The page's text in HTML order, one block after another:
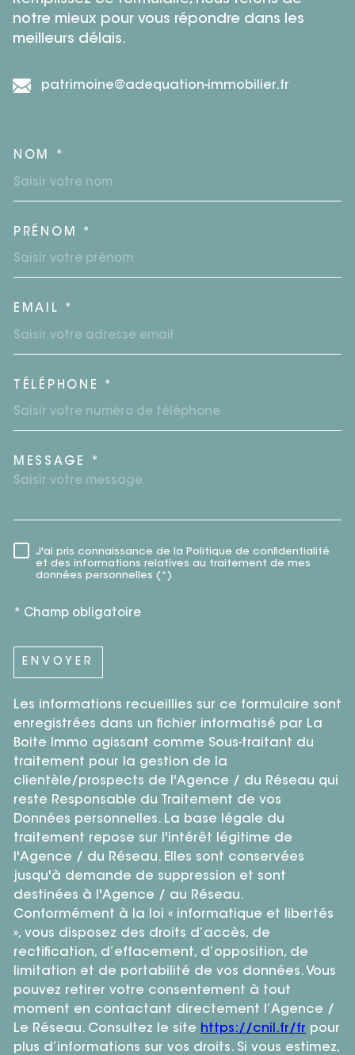
notre mieux pour vous répondre dans les
meilleurs délais.
patrimoine@adequation-immobilier.fr
NOM *
PRÉNOM *
EMAIL *
TÉLÉPHONE *
MESSAGE *
RÈGLEMENTATION
J'ai pris connaissance de la Politique de confidentialité
et des informations relatives au traitement de mes
données personnelles (*)
* Champ obligatoire
ENVOYER
Les informations recueillies sur ce formulaire sont
enregistrées dans un fichier informatisé par La
Boite Immo agissant comme Sous-traitant du
traitement pour la gestion de la
clientèle/prospects de l'Agence / du Réseau qui
reste Responsable du Traitement de vos
Données personnelles. La base légale du
traitement repose sur l'intérêt légitime de
l'Agence / du Réseau. Elles sont conservées
jusqu'à demande de suppression et sont
destinées à l'Agence / au Réseau.
Conformément à la loi « informatique et libertés
», vous disposez des droits d’accès, de
rectification, d’effacement, d’opposition, de
limitation et de portabilité de vos données. Vous
pouvez retirer votre consentement à tout
moment en contactant directement l’Agence /
Le Réseau. Consultez le site https://cnil.fr/fr pour
plus d’informations sur vos droits. Si vous estimez,